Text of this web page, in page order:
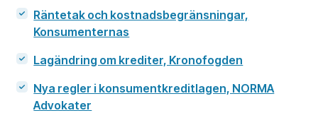
Räntetak och kostnadsbegränsningar,
Konsumenternas
Lagändring om krediter, Kronofogden
Nya regler i konsumentkreditlagen, NORMA
Advokater